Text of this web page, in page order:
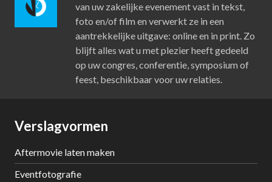
van uw zakelijke evenement vast in tekst,
foto en/of film en verwerkt ze in een
aantrekkelijke uitgave: online en in print. Zo
blijft alles wat u met plezier heeft gedeeld
op uw congres, conferentie, symposium of
feest, beschikbaar voor uw relaties.
Verslagvormen
Aftermovie laten maken
Eventfotografie